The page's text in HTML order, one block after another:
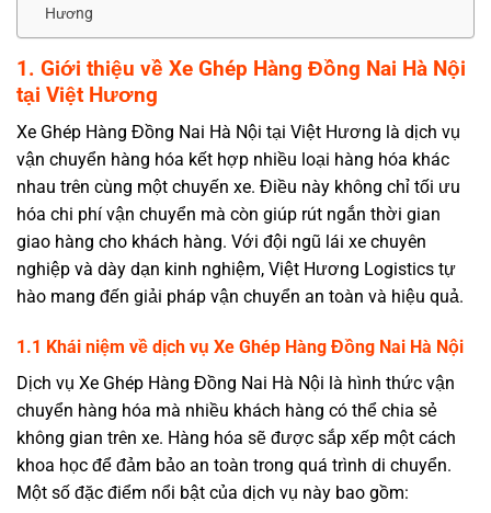
Hương
1. Giới thiệu về Xe Ghép Hàng Đồng Nai Hà Nội
tại Việt Hương
Xe Ghép Hàng Đồng Nai Hà Nội tại Việt Hương là dịch vụ
vận chuyển hàng hóa kết hợp nhiều loại hàng hóa khác
nhau trên cùng một chuyến xe. Điều này không chỉ tối ưu
hóa chi phí vận chuyển mà còn giúp rút ngắn thời gian
giao hàng cho khách hàng. Với đội ngũ lái xe chuyên
nghiệp và dày dạn kinh nghiệm, Việt Hương Logistics tự
hào mang đến giải pháp vận chuyển an toàn và hiệu quả.
1.1 Khái niệm về dịch vụ Xe Ghép Hàng Đồng Nai Hà Nội
Dịch vụ Xe Ghép Hàng Đồng Nai Hà Nội là hình thức vận
chuyển hàng hóa mà nhiều khách hàng có thể chia sẻ
không gian trên xe. Hàng hóa sẽ được sắp xếp một cách
khoa học để đảm bảo an toàn trong quá trình di chuyển.
Một số đặc điểm nổi bật của dịch vụ này bao gồm: